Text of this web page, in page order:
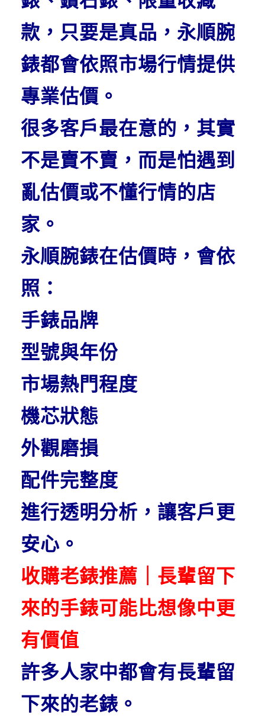
款，只要是真品，永順腕
錶都會依照市場行情提供
專業估價。
很多客戶最在意的，其實
不是賣不賣，而是怕遇到
亂估價或不懂行情的店
家。
永順腕錶在估價時，會依
照：
手錶品牌
型號與年份
市場熱門程度
機芯狀態
外觀磨損
配件完整度
進行透明分析，讓客戶更
安心。
收購老錶推薦｜長輩留下
來的手錶可能比想像中更
有價值
許多人家中都會有長輩留
下來的老錶。